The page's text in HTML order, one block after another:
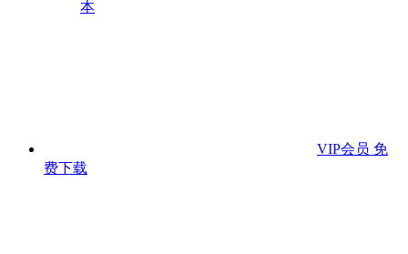
本
VIP会员 免
费下载